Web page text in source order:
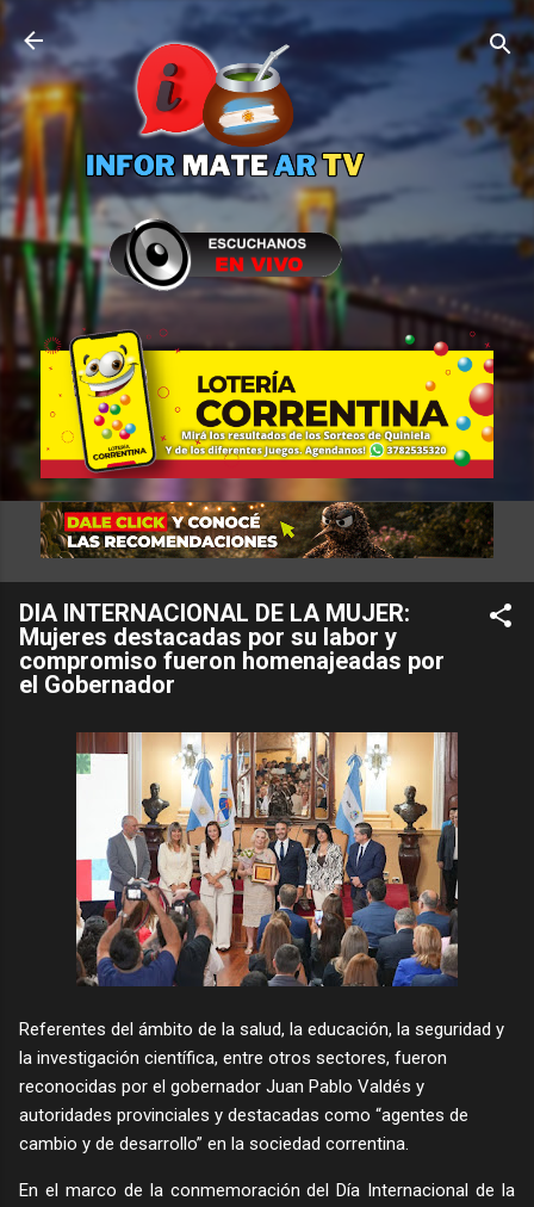
Ir al contenido principal
DIA INTERNACIONAL DE LA MUJER:
Mujeres destacadas por su labor y
compromiso fueron homenajeadas por
el Gobernador
Referentes del ámbito de la salud, la educación, la seguridad y
la investigación científica, entre otros sectores, fueron
reconocidas por el gobernador Juan Pablo Valdés y
autoridades provinciales y destacadas como “agentes de
cambio y de desarrollo” en la sociedad correntina.
En el marco de la conmemoración del Día Internacional de la